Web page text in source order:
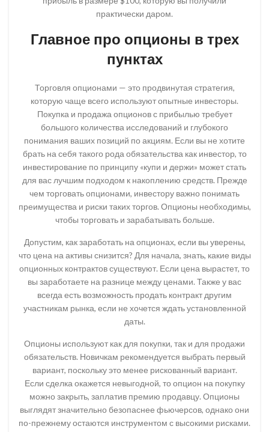
практически даром.
Главное про опционы в трех
пунктах
Торговля опционами — это продвинутая стратегия,
которую чаще всего используют опытные инвесторы.
Покупка и продажа опционов с прибылью требует
большого количества исследований и глубокого
понимания ваших позиций по акциям. Если вы не хотите
брать на себя такого рода обязательства как инвестор, то
инвестирование по принципу «купи и держи» может стать
для вас лучшим подходом к накоплению средств. Прежде
чем торговать опционами, инвестору важно понимать
преимущества и риски таких торгов. Опционы необходимы,
чтобы торговать и зарабатывать больше.
Допустим, как заработать на опционах, если вы уверены,
что цена на активы снизится? Для начала, знать, какие виды
опционных контрактов существуют. Если цена вырастет, то
вы заработаете на разнице между ценами. Также у вас
всегда есть возможность продать контракт другим
участникам рынка, если не хочется ждать установленной
даты.
Опционы используют как для покупки, так и для продажи
обязательств. Новичкам рекомендуется выбрать первый
вариант, поскольку это менее рискованный вариант.
Если сделка окажется невыгодной, то опцион на покупку
можно закрыть, заплатив премию продавцу. Опционы
выглядят значительно безопаснее фьючерсов, однако они
по-прежнему остаются инструментом с высокими рисками.